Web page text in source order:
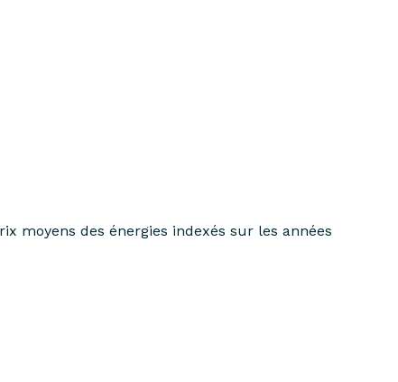
moyens des énergies indexés sur les années